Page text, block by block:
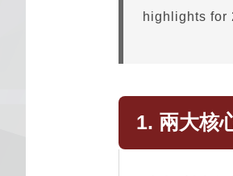
highlights for
1. 兩大核